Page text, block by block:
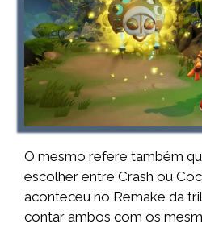
O mesmo refere também
escolher entre Crash ou
aconteceu no Remake da
contar ambos com os